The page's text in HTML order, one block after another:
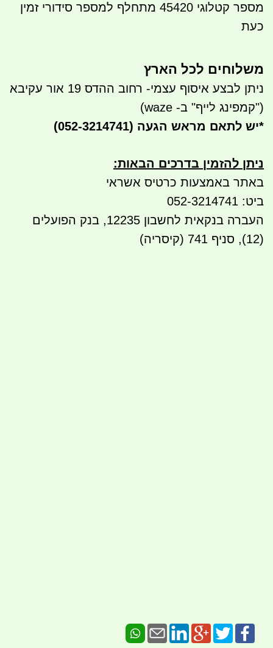
מספר קטלוגי 45420 מתחלף למספר סידורי זמין
כעת
משלוחים לכל הארץ
ניתן לבצע איסוף עצמי- רחוב ההדס 19 אור עקיבא
("קמפינג לייף" ב- waze)
*יש לתאם מראש הגעה (052-3214741)
ניתן להזמין בדרכים הבאות:
באתר באמצעות כרטיס אשראי
ביט: 052-3214741
העברה בנקאית לחשבון 12235, בנק הפועלים
(12), סניף 741 (קיסריה)